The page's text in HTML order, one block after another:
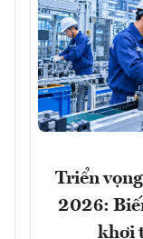
Triển
2026:
khơi